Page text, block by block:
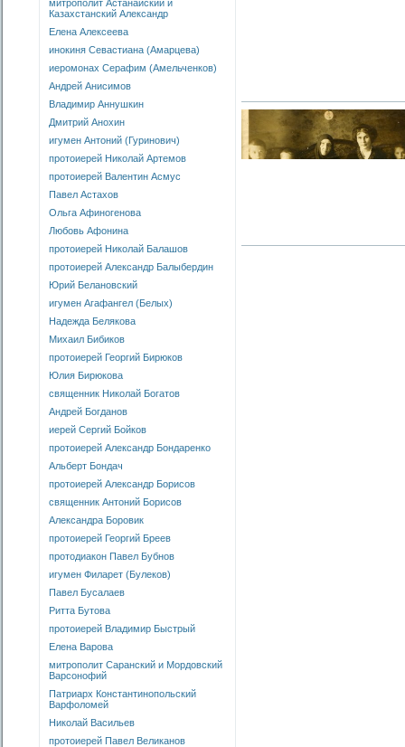
митрополит Астанайский и
Казахстанский Александр
Елена Алексеева
инокиня Севастиана (Амарцева)
иеромонах Серафим (Амельченков)
Андрей Анисимов
Владимир Аннушкин
Дмитрий Анохин
игумен Антоний (Гуринович)
протоиерей Николай Артемов
протоиерей Валентин Асмус
Павел Астахов
Ольга Афиногенова
Любовь Афонина
протоиерей Николай Балашов
протоиерей Александр Балыбердин
Юрий Белановский
игумен Агафангел (Белых)
Надежда Белякова
Михаил Бибиков
протоиерей Георгий Бирюков
Юлия Бирюкова
священник Николай Богатов
Андрей Богданов
иерей Сергий Бойков
протоиерей Александр Бондаренко
Альберт Бондач
протоиерей Александр Борисов
священник Антоний Борисов
Александра Боровик
протоиерей Георгий Бреев
протодиакон Павел Бубнов
игумен Филарет (Булеков)
Павел Бусалаев
Ритта Бутова
протоиерей Владимир Быстрый
Елена Варова
митрополит Саранский и Мордовский
Варсонофий
Патриарх Константинопольский
Варфоломей
Николай Васильев
протоиерей Павел Великанов